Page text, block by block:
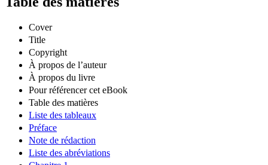
Cover
Title
Copyright
À propos de l’auteur
À propos du livre
Pour référencer cet eBook
Table des matières
Liste des tableaux
Préface
Note de rédaction
Liste des abréviations